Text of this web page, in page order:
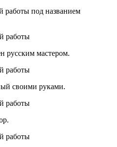
работы под названием
русским мастером.
своими руками.